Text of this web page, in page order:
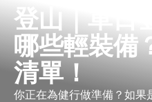
登山｜單日
哪些輕裝備
清單！
你正在為健行做準備？如果